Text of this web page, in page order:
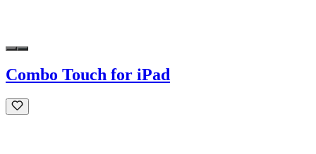
Combo Touch for iPad